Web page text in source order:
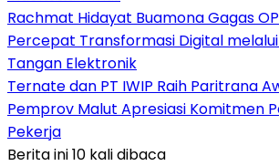
Rachmat Hidayat Buamona Gagas
Percepat Transformasi Digital
Tangan Elektronik
Ternate dan PT IWIP Raih Paritrana
Pemprov Malut Apresiasi Komitmen
Pekerja
Berita ini 10 kali dibaca